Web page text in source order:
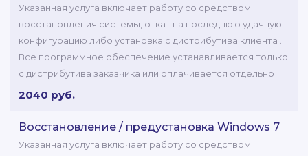
Указанная услуга включает работу со средством
восстановления системы, откат на последнюю удачную
конфигурацию либо установка с дистрибутива клиента .
Все программное обеспечение устанавливается только
с дистрибутива заказчика или оплачивается отдельно
2040 руб.
Восстановление / предустановка Windows 7
Указанная услуга включает работу со средством